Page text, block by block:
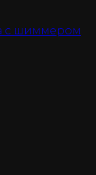
с шиммером